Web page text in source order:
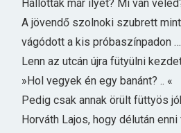
Hallottak már ilyet? Mi van
A jövendő szolnoki szubrett
vágódott a kis próbaszínpadon …
Lenn az utcán újra fütyülni
»Hol vegyek én egy banánt? .. «
Pedig csak annak örült füttyös
Horváth Lajos, hogy délután